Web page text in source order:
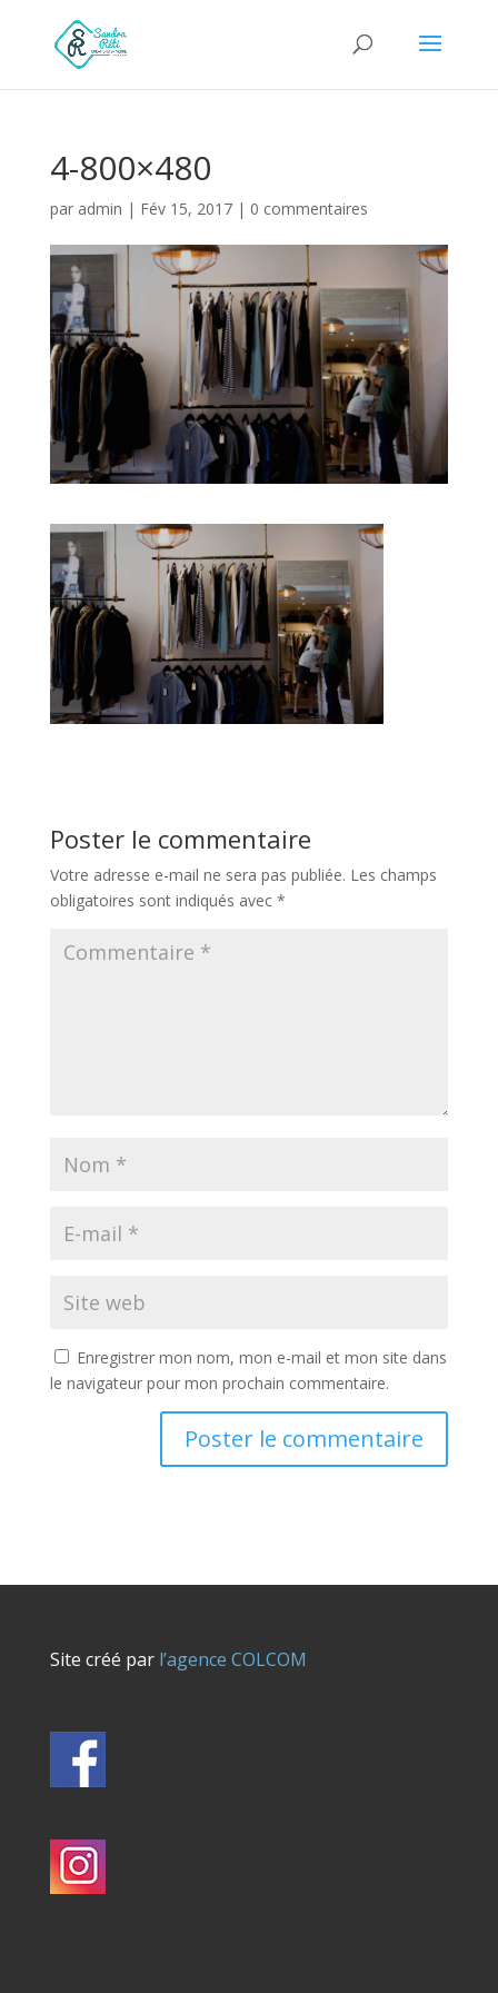
4-800×480
par admin | Fév 15, 2017| 0 commentaires
Poster le commentaire
Votre adresse e-mail ne sera pas publiée. Les champs
obligatoires sont indiqués avec *
Enregistrer mon nom, mon e-mail et mon site dans
le navigateur pour mon prochain commentaire.
Site créé parl’agence COLCOM